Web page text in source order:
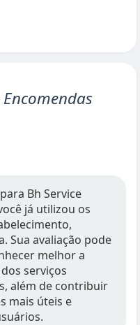
Encomendas
Bh Service
já utilizou os
Sua avaliação pode
melhor a
serviços
além de contribuir
mais úteis e